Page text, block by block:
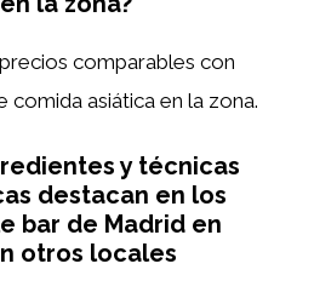
comparables con
asiática en la zona.
y técnicas
destacan en los
bar de Madrid en
otros locales